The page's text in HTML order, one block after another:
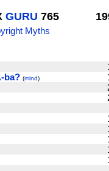
GURU 765
Myths
ba? (mind)